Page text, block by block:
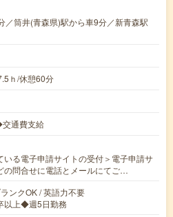
／筒井(青森県)駅から車9分／新青森駅
ｈ/休憩60分
通費支給
いる電子申請サイトの受付＞電子申請サ
の問合せに電話とメールにてご…
ンクOK / 英語力不要
以上◆週5日勤務